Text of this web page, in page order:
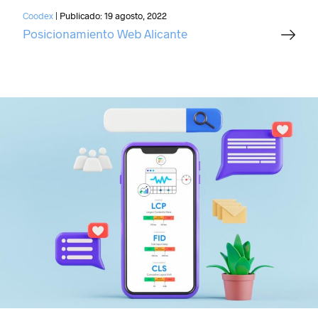
Coodex | Publicado:19 agosto, 2022
Posicionamiento Web Alicante